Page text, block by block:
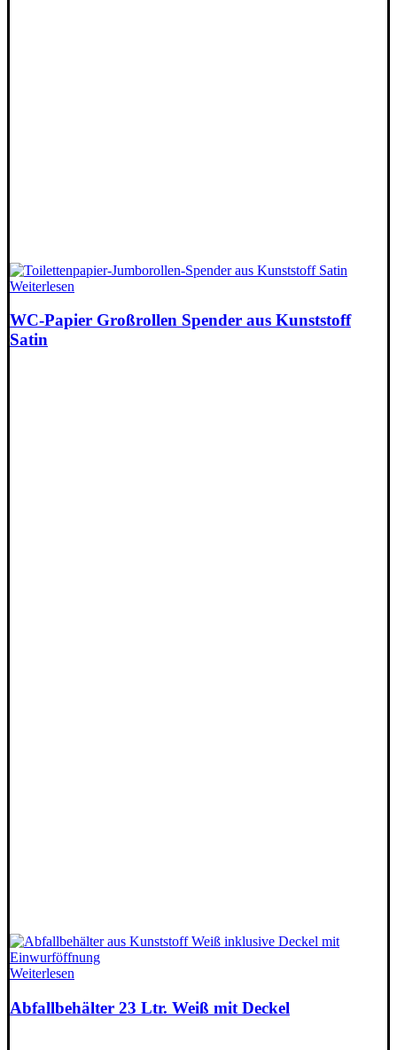
Weiterlesen
WC-Papier Großrollen Spender aus Kunststoff
Satin
Weiterlesen
Abfallbehälter 23 Ltr. Weiß mit Deckel